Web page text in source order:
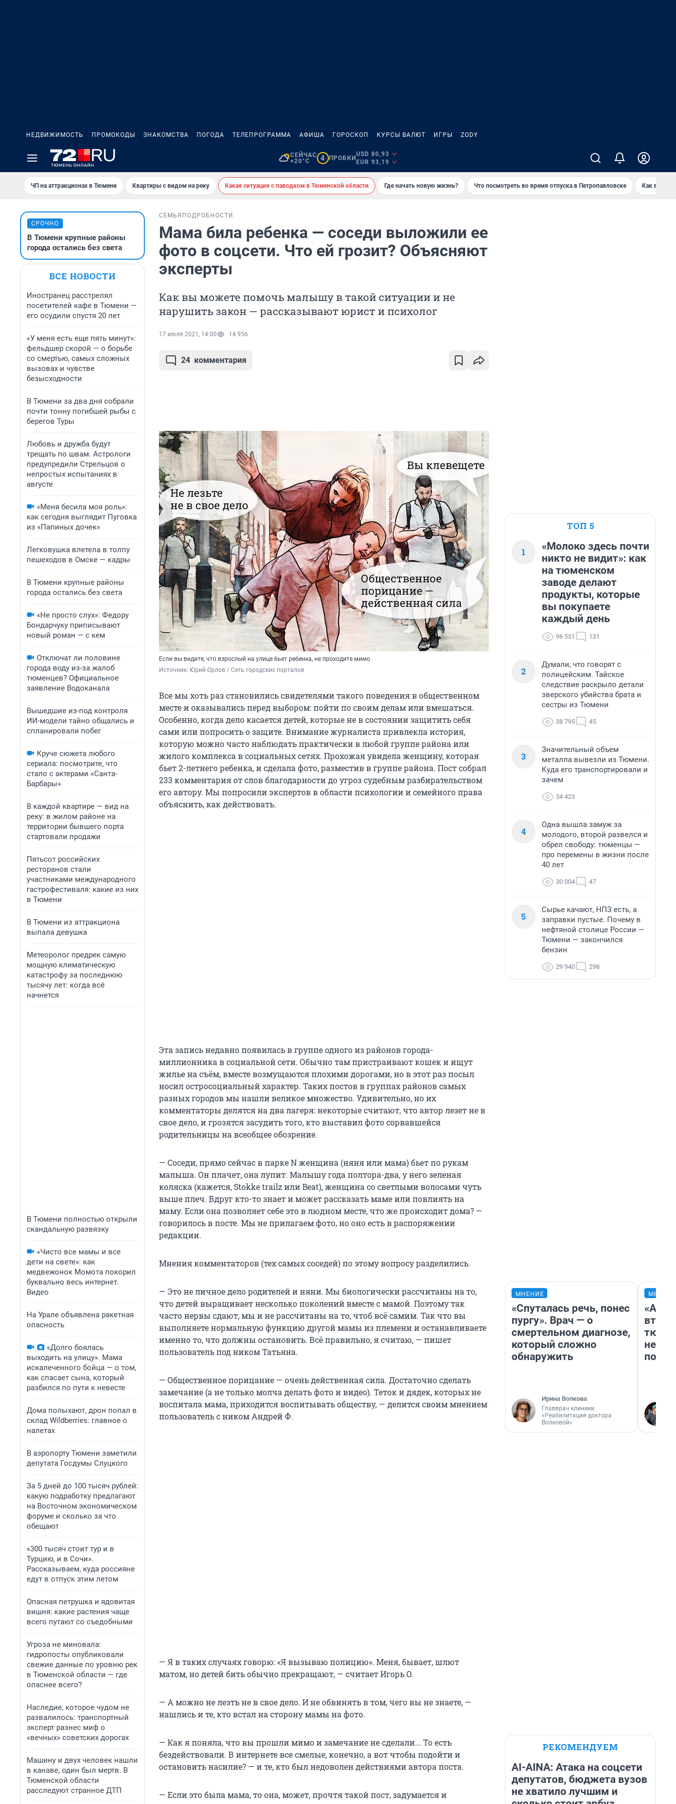
НЕДВИЖИМОСТЬ ПРОМОКОДЫ ЗНАКОМСТВА ПОГОДА ТЕЛЕПРОГРАММА АФИША ГОРОСКОП КУРСЫ ВАЛЮТ ИГРЫ ZODY
СЕЙЧАС
+20°C
4 ПРОБКИ
USD 80,93
EUR 93,19
ЧП на аттракционах в Тюмени Квартиры с видом на реку Какая ситуация с паводком в Тюменской области Где начать новую жизнь? Что посмотреть во время отпуска в Петропавловске Как
СРОЧНО
В Тюмени крупные районы
города остались без света
ВСЕ НОВОСТИ
Иностранец расстрелял
посетителей кафе в Тюмени —
его осудили спустя 20 лет
«У меня есть еще пять минут»:
фельдшер скорой — о борьбе
со смертью, самых сложных
вызовах и чувстве
безысходности
В Тюмени за два дня собрали
почти тонну погибшей рыбы с
берегов Туры
Любовь и дружба будут
трещать по швам. Астрологи
предупредили Стрельцов о
непростых испытаниях в
августе
«Меня бесила моя роль»:
как сегодня выглядит Пуговка
из «Папиных дочек»
Легковушка влетела в толпу
пешеходов в Омске — кадры
В Тюмени крупные районы
города остались без света
«Не просто слух»: Федору
Бондарчуку приписывают
новый роман — с кем
Отключат ли половине
города воду из-за жалоб
тюменцев? Официальное
заявление Водоканала
Вышедшие из-под контроля
ИИ-модели тайно общались и
спланировали побег
Круче сюжета любого
сериала: посмотрите, что
стало с актерами «Санта-
Барбары»
В каждой квартире — вид на
реку: в жилом районе на
территории бывшего порта
стартовали продажи
Пятьсот российских
ресторанов стали
участниками международного
гастрофестиваля: какие из них
в Тюмени
В Тюмени из аттракциона
выпала девушка
Метеоролог предрек самую
мощную климатическую
катастрофу за последнюю
тысячу лет: когда всё
начнется
В Тюмени полностью открыли
скандальную развязку
«Чисто все мамы и все
дети на свете»: как
медвежонок Момота покорил
буквально весь интернет.
Видео
На Урале объявлена ракетная
опасность
«Долго боялась
выходить на улицу». Мама
искалеченного бойца — о том,
как спасает сына, который
разбился по пути к невесте
Дома полыхают, дрон попал в
склад Wildberries: главное о
налетах
В аэропорту Тюмени заметили
депутата Госдумы Слуцкого
За 5 дней до 100 тысяч рублей:
какую подработку предлагают
на Восточном экономическом
форуме и сколько за что
обещают
«300 тысяч стоит тур и в
Турцию, и в Сочи».
Рассказываем, куда россияне
едут в отпуск этим летом
Опасная петрушка и ядовитая
вишня: какие растения чаще
всего путают со съедобными
Угроза не миновала:
гидропосты опубликовали
свежие данные по уровню рек
в Тюменской области — где
опаснее всего?
Наследие, которое чудом не
развалилось: транспортный
эксперт разнес миф о
«вечных» советских дорогах
Машину и двух человек нашли
в канаве, один был мертв. В
Тюменской области
расследуют странное ДТП
СЕМЬЯ ПОДРОБНОСТИ
Мама била ребенка — соседи выложили ее
фото в соцсети. Что ей грозит? Объясняют
эксперты
Как вы можете помочь малышу в такой ситуации и не
нарушить закон — рассказывают юрист и психолог
17 июля 2021, 14:00 14 956
24 комментария
Если вы видите, что взрослый на улице бьет ребенка, не проходите мимо
Источник: Юрий Орлов / Сеть городских порталов
Все мы хоть раз становились свидетелями такого поведения в общественном
месте и оказывались перед выбором: пойти по своим делам или вмешаться.
Особенно, когда дело касается детей, которые не в состоянии защитить себя
сами или попросить о защите. Внимание журналиста привлекла история,
которую можно часто наблюдать практически в любой группе района или
жилого комплекса в социальных сетях. Прохожая увидела женщину, которая
бьет 2-летнего ребенка, и сделала фото, разместив в группе района. Пост собрал
233 комментария от слов благодарности до угроз судебным разбирательством
его автору. Мы попросили экспертов в области психологии и семейного права
объяснить, как действовать.
Эта запись недавно появилась в группе одного из районов города-
миллионника в социальной сети. Обычно там пристраивают кошек и ищут
жилье на съём, вместе возмущаются плохими дорогами, но в этот раз посыл
носил остросоциальный характер. Таких постов в группах районов самых
разных городов мы нашли великое множество. Удивительно, но их
комментаторы делятся на два лагеря: некоторые считают, что автор лезет не в
свое дело, и грозятся засудить того, кто выставил фото сорвавшейся
родительницы на всеобщее обозрение.
— Соседи, прямо сейчас в парке N женщина (няня или мама) бьет по рукам
малыша. Он плачет, она лупит. Малышу года полтора-два, у него зеленая
коляска (кажется, Stokke trailz или Beat), женщина со светлыми волосами чуть
выше плеч. Вдруг кто-то знает и может рассказать маме или повлиять на
маму. Если она позволяет себе это в людном месте, что же происходит дома? —
говорилось в посте. Мы не прилагаем фото, но оно есть в распоряжении
редакции.
Мнения комментаторов (тех самых соседей) по этому вопросу разделились.
— Это не личное дело родителей и няни. Мы биологически рассчитаны на то,
что детей выращивает несколько поколений вместе с мамой. Поэтому так
часто нервы сдают, мы и не рассчитаны на то, чтоб всё самим. Так что вы
выполняете нормальную функцию другой мамы из племени и останавливаете
именно то, что должны остановить. Всё правильно, я считаю, — пишет
пользователь под ником Татьяна.
— Общественное порицание — очень действенная сила. Достаточно сделать
замечание (а не только молча делать фото и видео). Теток и дядек, которых не
воспитала мама, приходится воспитывать обществу, — делится своим мнением
пользователь с ником Андрей Ф.
— Я в таких случаях говорю: «Я вызываю полицию». Меня, бывает, шлют
матом, но детей бить обычно прекращают, — считает Игорь О.
— А можно не лезть не в свое дело. И не обвинять в том, чего вы не знаете, —
нашлись и те, кто встал на сторону мамы на фото.
— Как я поняла, что вы прошли мимо и замечание не сделали... То есть
бездействовали. В интернете все смелые, конечно, а вот чтобы подойти и
остановить насилие? — и те, кто был недоволен действиями автора поста.
— Если это была мама, то она, может, прочтя такой пост, задумается и
ТОП 5
1
«Молоко здесь почти
никто не видит»: как
на тюменском
заводе делают
продукты, которые
вы покупаете
каждый день
96 551 131
2
Думали, что говорят с
полицейским. Тайское
следствие раскрыло детали
зверского убийства брата и
сестры из Тюмени
38 795 45
3
Значительный объем
металла вывезли из Тюмени.
Куда его транспортировали и
зачем
34 423
4
Одна вышла замуж за
молодого, второй развелся и
обрел свободу: тюменцы —
про перемены в жизни после
40 лет
30 004 47
5
Сырье качают, НПЗ есть, а
заправки пустые. Почему в
нефтяной столице России —
Тюмени — закончился
бензин
29 940 298
МНЕНИЕ
«Спуталась речь, понес
пургу». Врач — о
смертельном диагнозе,
который сложно
обнаружить
Ирина Волкова
Главврач клиники
«Реабилитация доктора
Волковой»
РЕКОМЕНДУЕМ
AI-AINA: Атака на соцсети
депутатов, бюджета вузов
не хватило лучшим и